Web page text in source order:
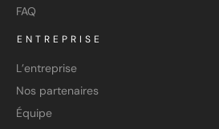
FAQ
ENTREPRISE
L’entreprise
Nos partenaires
Équipe